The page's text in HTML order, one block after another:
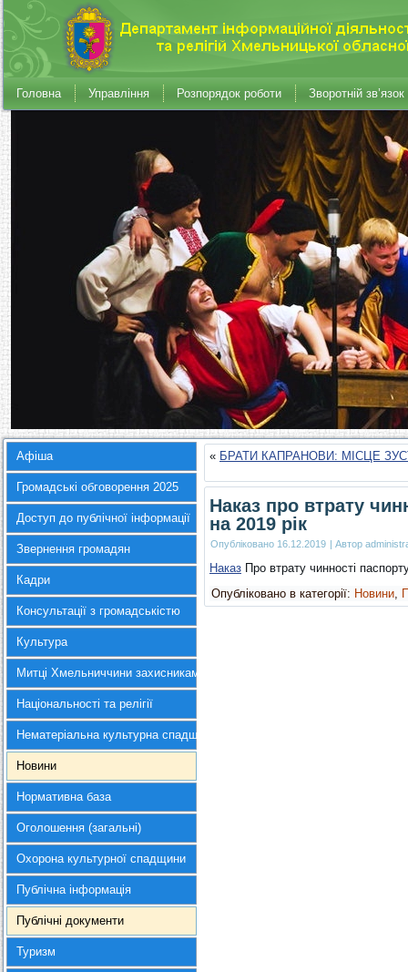
Головна Управління Розпорядок роботи Зворотній зв’язок
Афіша
Громадські обговорення 2025
Доступ до публічної інформації
Звернення громадян
Кадри
Консультації з громадськістю
Культура
Митці Хмельниччини захисникам України
Національності та релігії
Нематеріальна культурна спадщина
Новини
Нормативна база
Оголошення (загальні)
Охорона культурної спадщини
Публічна інформація
Публічні документи
Туризм
« БРАТИ КАПРАНОВИ: МІСЦЕ
Наказ про втрату
на 2019 рік
Опубліковано 16.12.2019 | Автор
Наказ Про втрату чинності
Опубліковано в категорії: Новини,